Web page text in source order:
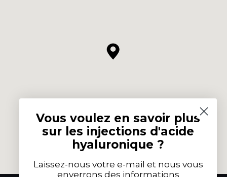
Vous voulez en savoir plus
sur les injections d'acide
hyaluronique ?
Laissez-nous votre e-mail et nous vous
enverrons des informations